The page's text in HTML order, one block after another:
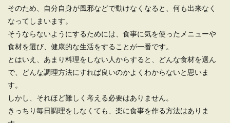
そのため、自分自身が風邪などで動けなくなると、何も出来なく
なってしまいます。
そうならないようにするためには、食事に気を使ったメニューや
食材を選び、健康的な生活をすることが一番です。
とはいえ、あまり料理をしない人からすると、どんな食材を選ん
で、どんな調理方法にすれば良いのかよくわからないと思いま
す。
しかし、それほど難しく考える必要はありません。
きっちり毎日調理をしなくても、楽に食事を作る方法はありま